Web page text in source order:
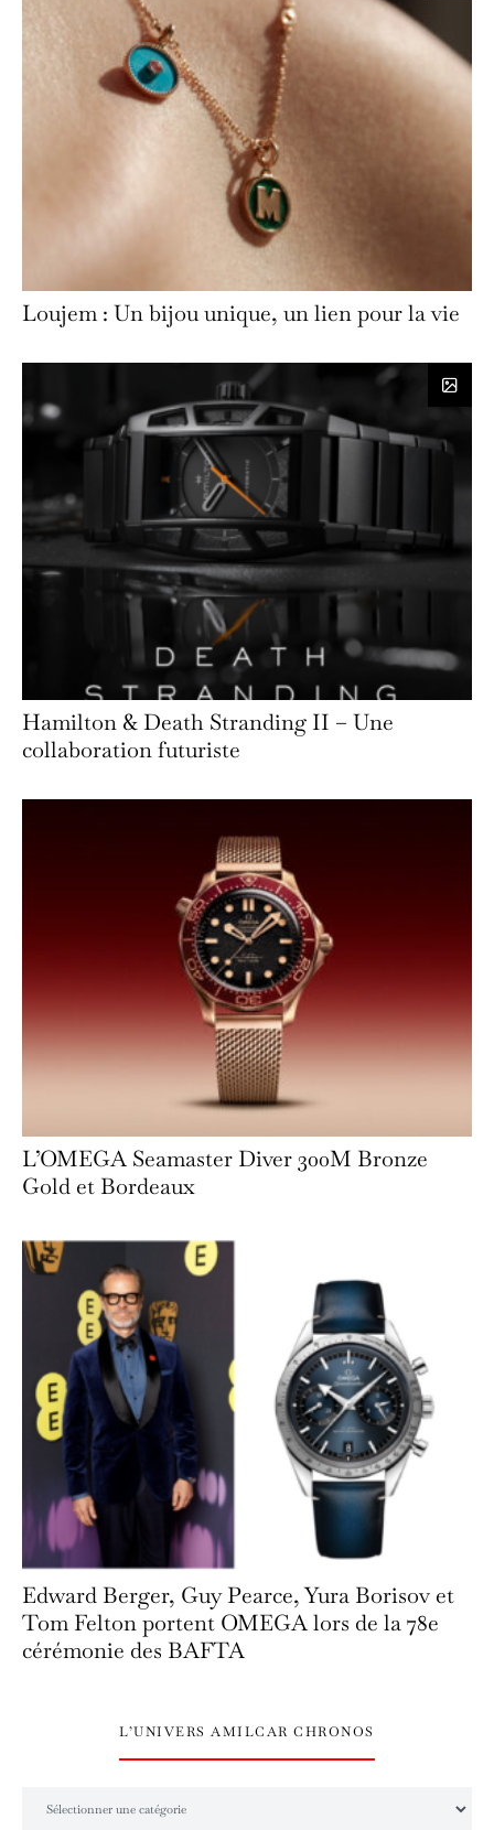
Loujem : Un bijou unique, un lien pour la vie
Hamilton & Death Stranding II – Une
collaboration futuriste
L’OMEGA Seamaster Diver 300M Bronze
Gold et Bordeaux
Edward Berger, Guy Pearce, Yura Borisov et
Tom Felton portent OMEGA lors de la 78e
cérémonie des BAFTA
L’UNIVERS AMILCAR CHRONOS